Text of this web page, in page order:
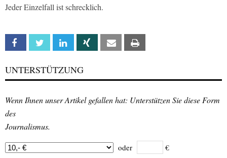
Jeder Einzelfall ist schrecklich.
Facebook Twitter Linkedin Xing Email
UNTERSTÜTZUNG
Wenn Ihnen unser Artikel gefallen hat: Unterstützen Sie diese Form
des
Journalismus.
oder €